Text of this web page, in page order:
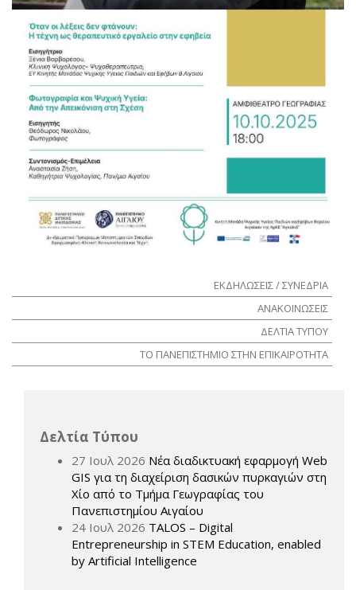
ΕΚΔΗΛΩΣΕΙΣ / ΣΥΝΕΔΡΙΑ
ΑΝΑΚΟΙΝΩΣΕΙΣ
ΔΕΛΤΙΑ ΤΥΠΟΥ
ΤΟ ΠΑΝΕΠΙΣΤΗΜΙΟ ΣΤΗΝ ΕΠΙΚΑΙΡΟΤΗΤΑ
Δελτία Τύπου
27 Ιουλ 2026 Νέα διαδικτυακή εφαρμογή Web
GIS για τη διαχείριση δασικών πυρκαγιών στη
Χίο από το Τμήμα Γεωγραφίας του
Πανεπιστημίου Αιγαίου
24 Ιουλ 2026 TALOS – Digital
Entrepreneurship in STEM Education, enabled
by Artificial Intelligence